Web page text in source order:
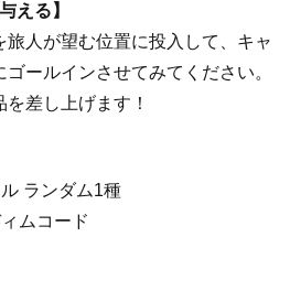
える】
人が望む位置に投入して、キャ
ールインさせてみてください。
差し上げます！
ランダム1種
ムコード